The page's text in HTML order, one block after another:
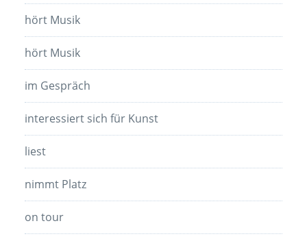
hört Musik
hört Musik
im Gespräch
interessiert sich für Kunst
liest
nimmt Platz
on tour